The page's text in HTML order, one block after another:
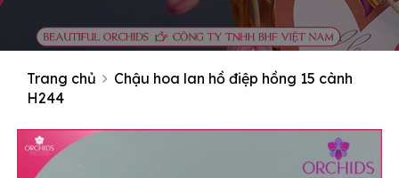
Trang chủ
Chậu hoa lan hồ điệp hồng 15 cành
H244